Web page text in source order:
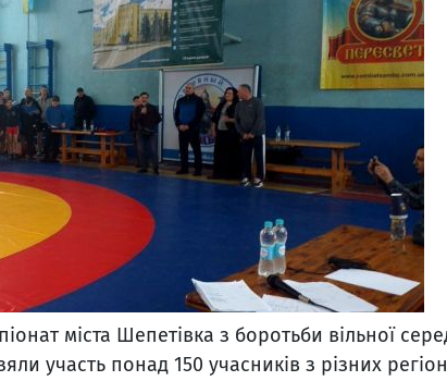
міста Шепетівка з боротьби вільної
участь понад 150 учасників з різних